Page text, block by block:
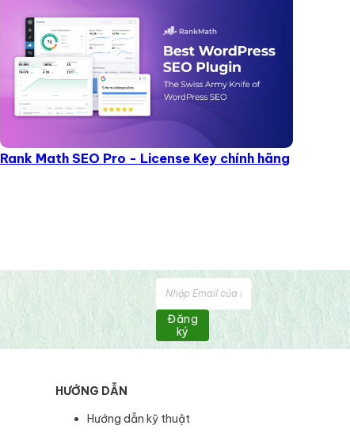
Rank Math SEO Pro - License Key chính hãng
Đăng
ký
HƯỚNG DẪN
Hướng dẫn kỹ thuật